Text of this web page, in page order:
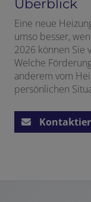
Überblick
Eine neue
umso besser,
2026 können Sie
Welche
anderem vom
persönlichen
schließen
und schließen
schließen